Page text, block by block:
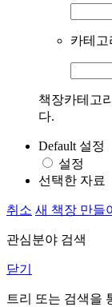
카테고
책장카테고
다.
Default 설정
설정
선택한 자료
취소 새 책장 만들
관심분야 검색
닫기
트리 또는 검색을